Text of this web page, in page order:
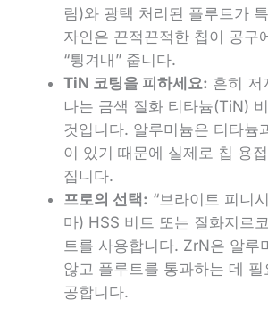
림)와 광택 처리된 플루트가
자인은 끈적끈적한 칩이 공구
“튕겨내” 줍니다.
TiN 코팅을 피하세요: 흔히 저
나는 금색 질화 티타늄(TiN)
것입니다. 알루미늄은 티타늄
이 있기 때문에 실제로 칩 용
집니다.
프로의 선택: “브라이트 피니
마) HSS 비트 또는 질화지르
트를 사용합니다. ZrN은 알루
않고 플루트를 통과하는 데
공합니다.